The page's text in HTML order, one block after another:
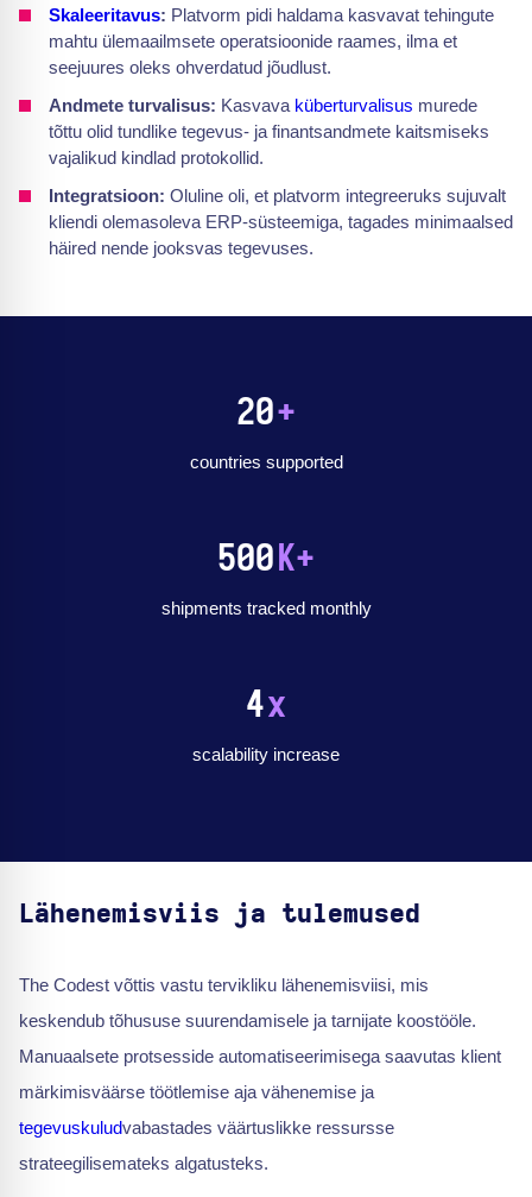
Skaleeritavus: Platvorm pidi haldama kasvavat tehingute
mahtu ülemaailmsete operatsioonide raames, ilma et
seejuures oleks ohverdatud jõudlust.
Andmete turvalisus: Kasvava küberturvalisus murede
tõttu olid tundlike tegevus- ja finantsandmete kaitsmiseks
vajalikud kindlad protokollid.
Integratsioon: Oluline oli, et platvorm integreeruks sujuvalt
kliendi olemasoleva ERP-süsteemiga, tagades minimaalsed
häired nende jooksvas tegevuses.
20+
countries supported
500 K+
shipments tracked monthly
4x
scalability increase
Lähenemisviis ja tulemused
The Codest võttis vastu tervikliku lähenemisviisi, mis
keskendub tõhususe suurendamisele ja tarnijate koostööle.
Manuaalsete protsesside automatiseerimisega saavutas klient
märkimisväärse töötlemise aja vähenemise ja
tegevuskuludvabastades väärtuslikke ressursse
strateegilisemateks algatusteks.